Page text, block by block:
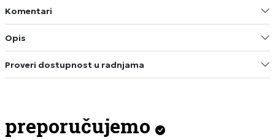
Komentari
Opis
Proveri dostupnost u radnjama
preporučujemo